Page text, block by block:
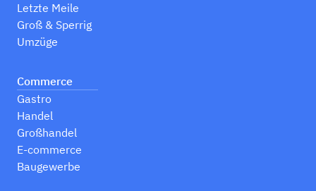
Letzte Meile
Groß & Sperrig
Umzüge
Commerce
Gastro
Handel
Großhandel
E-commerce
Baugewerbe